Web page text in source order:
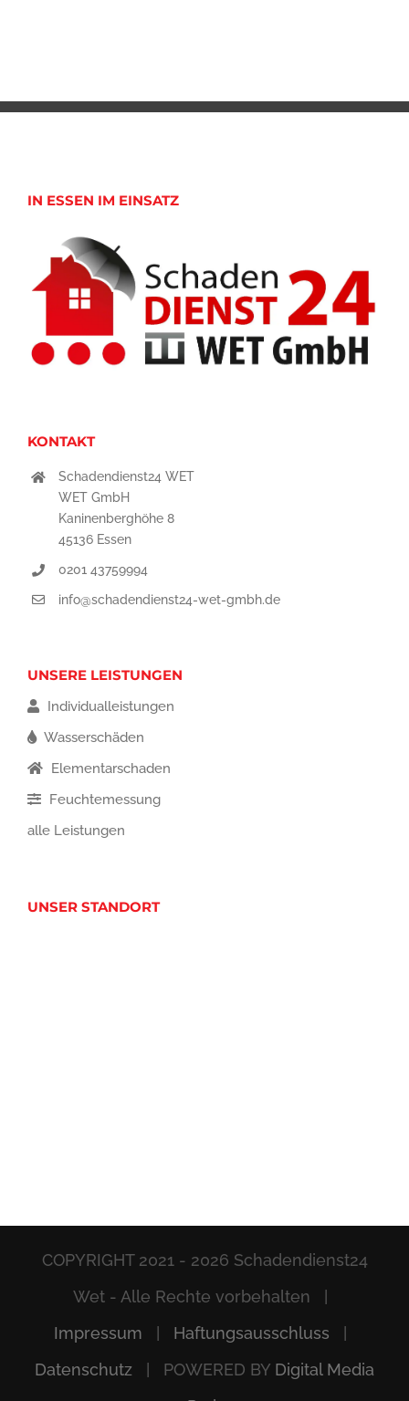
IN ESSEN IM EINSATZ
KONTAKT
Schadendienst24 WET
WET GmbH
Kaninenberghöhe 8
45136 Essen
0201 43759994
info@schadendienst24-wet-gmbh.de
UNSERE LEISTUNGEN
Individualleistungen
Wasserschäden
Elementarschaden
Feuchtemessung
alle Leistungen
UNSER STANDORT
COPYRIGHT 2021 - 2026 Schadendienst24
Wet - Alle Rechte vorbehalten |
Impressum
Haftungsausschluss
Datenschutz | POWERED BY Digital Media